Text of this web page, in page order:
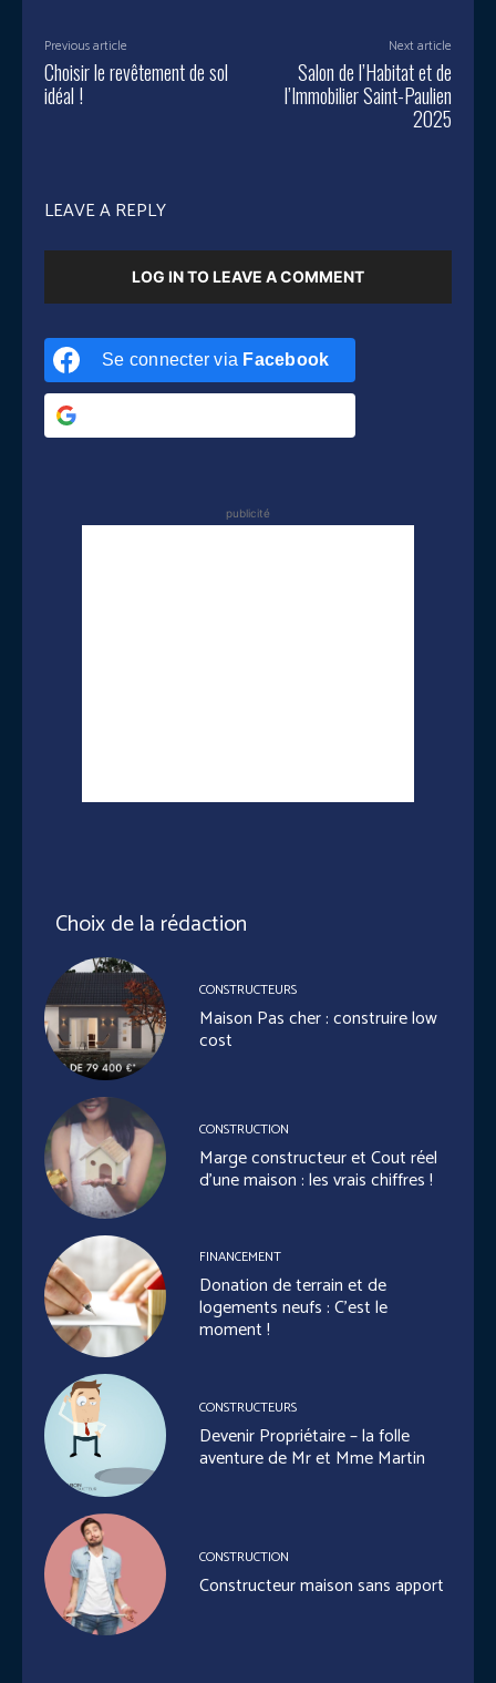
Previous article
Choisir le revêtement de sol
idéal !
Next article
Salon de l’Habitat et de
l’Immobilier Saint-Paulien
2025
LEAVE A REPLY
LOG IN TO LEAVE A COMMENT
Se connecter via Facebook
publicité
Choix de la rédaction
CONSTRUCTEURS
Maison Pas cher : construire low
cost
CONSTRUCTION
Marge constructeur et Cout réel
d’une maison : les vrais chiffres !
FINANCEMENT
Donation de terrain et de
logements neufs : C’est le
moment !
CONSTRUCTEURS
Devenir Propriétaire – la folle
aventure de Mr et Mme Martin
CONSTRUCTION
Constructeur maison sans apport